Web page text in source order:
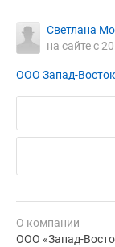
Светлана
на сайте с
ООО Запад-Восток
О компании
ООО «Запад-